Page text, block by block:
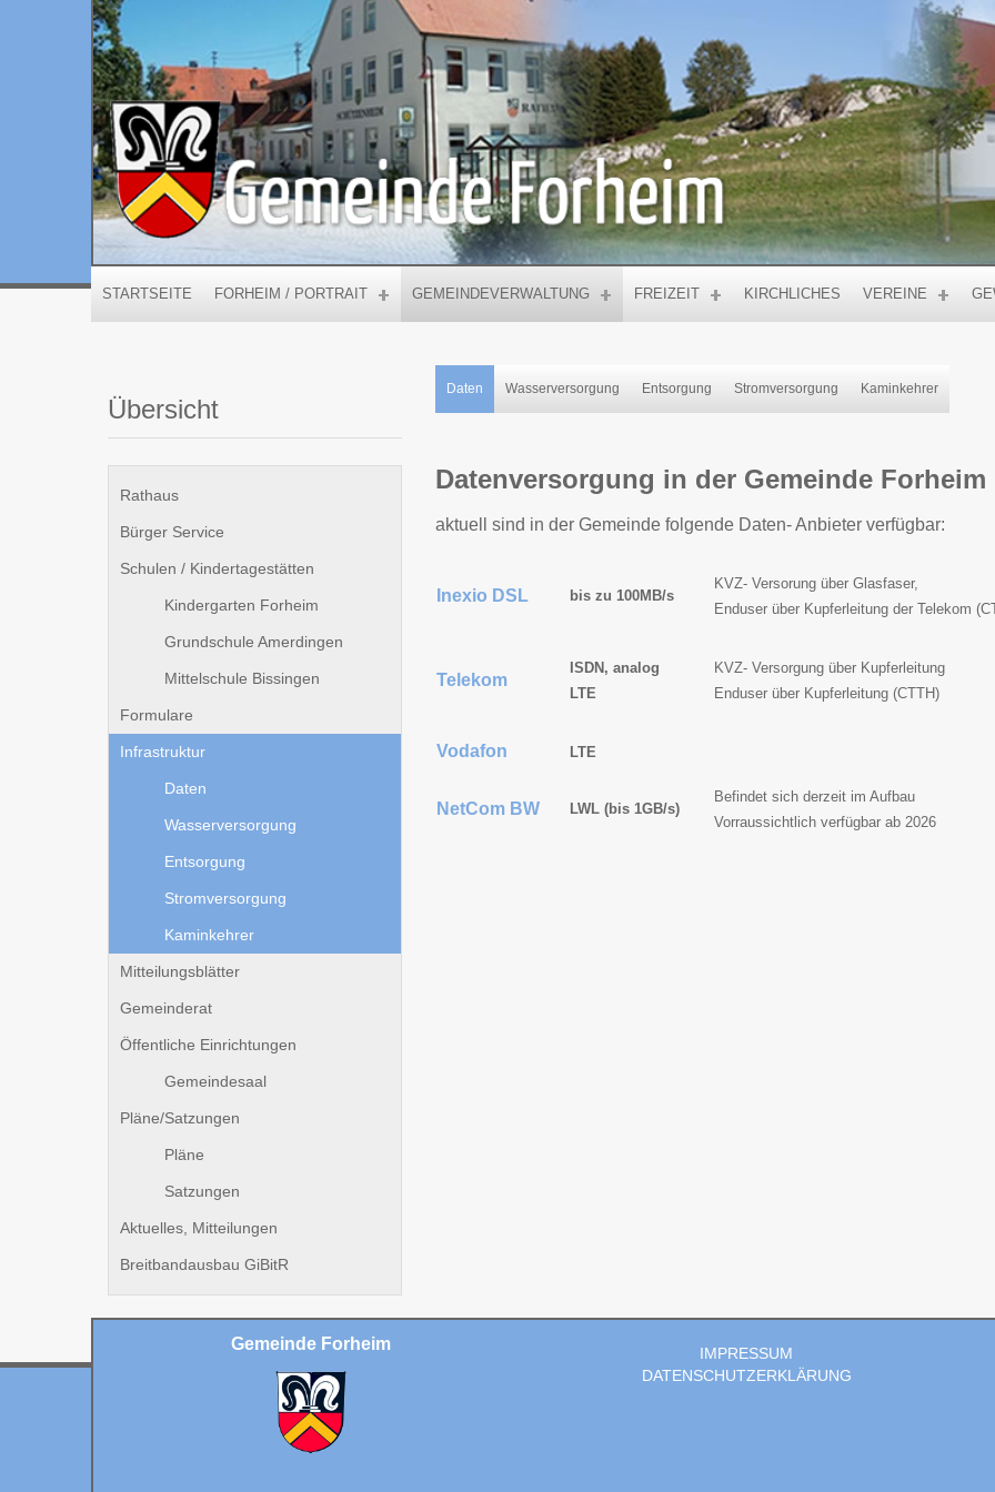
STARTSEITE FORHEIM / PORTRAIT GEMEINDEVERWALTUNG FREIZEIT KIRCHLICHES VEREINE
Übersicht
Rathaus
Bürger Service
Schulen / Kindertagestätten
Kindergarten Forheim
Grundschule Amerdingen
Mittelschule Bissingen
Formulare
Infrastruktur
Daten
Wasserversorgung
Entsorgung
Stromversorgung
Kaminkehrer
Mitteilungsblätter
Gemeinderat
Öffentliche Einrichtungen
Gemeindesaal
Pläne/Satzungen
Pläne
Satzungen
Aktuelles, Mitteilungen
Breitbandausbau GiBitR
Daten Wasserversorgung Entsorgung Stromversorgung Kaminkehrer
Datenversorgung in der Gemeinde Forheim
aktuell sind in der Gemeinde folgende Daten- Anbieter verfügbar:
Inexio DSL bis zu 100MB/s
KVZ- Versorung über Glasfaser,
Enduser über Kupferleitung der Telekom
Telekom
ISDN, analog
LTE
KVZ- Versorgung über Kupferleitung
Enduser über Kupferleitung (CTTH)
Vodafon LTE
NetCom BW LWL (bis 1GB/s)
Befindet sich derzeit im Aufbau
Vorraussichtlich verfügbar ab 2026
Gemeinde Forheim
IMPRESSUM
DATENSCHUTZERKLÄRUNG